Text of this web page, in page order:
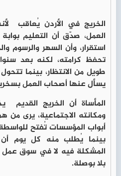
الخريج في الأردن يُعاقب
العمل، صدّق أن التعليم
استقرار، وأن السهر والرسوم
تحفظ كرامته، لكنه بعد
طويل من الانتظار، بينما
يسأل عنها أصحاب العمل
المأساة أن الخريج
ومكانته الاجتماعية، يرى من
أبواب المؤسسات تُفتح
بينما يُطلب منه كل يوم
المشكلة فيه لا في سوق عمل
بلا بوصلة.